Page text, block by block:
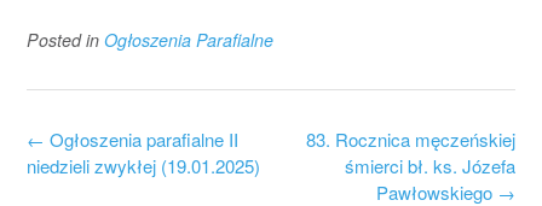
Posted in Ogłoszenia Parafialne
Post
navigation
83. Rocznica męczeńskiej
śmierci bł. ks. Józefa
Pawłowskiego →
← Ogłoszenia parafialne II
niedzieli zwykłej (19.01.2025)